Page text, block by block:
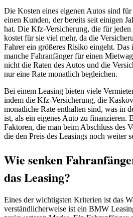
Die Kosten eines eigenen Autos sind
einen Kunden, der bereits seit einigen
hat. Die Kfz-Versicherung, die für
kostet für sie viel mehr, da die
Fahrer ein größeres Risiko eingeht.
manche Fahranfänger für einen
nicht die Raten des Autos und die
nur eine Rate monatlich begleichen.
Bei einem Leasing bieten viele
indem die Kfz-Versicherung, die
monatliche Rate enthalten sind, was in
ist, als ein eigenes Auto zu finanzieren.
Faktoren, die man beim Abschluss des
die den Preis des Leasings noch weiter
Wie senken
das Leasing?
Eines der wichtigsten Kriterien ist das
verständlicherweise ist ein BMW